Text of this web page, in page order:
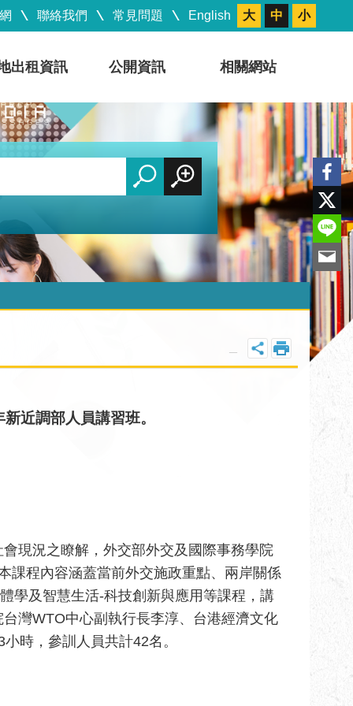
聯絡我們 常見問題 English 大 中 小
出租資訊 公開資訊 相關網站
近調部人員講習班。
現況之瞭解，外交部外交及國際事務學院
課程內容涵蓋當前外交施政重點、兩岸關係
學及智慧生活-科技創新與應用等課程，講
灣WTO中心副執行長李淳、台港經濟文化
時，參訓人員共計42名。